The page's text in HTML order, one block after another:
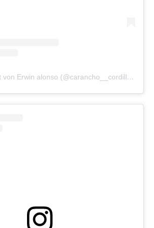
Ein Beitrag geteilt von Erwin alonso (@carancho__cordillerano)